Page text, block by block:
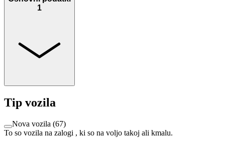
1
Tip vozila
Nova vozila (67)
To so vozila na zalogi , ki so na voljo takoj ali kmalu.